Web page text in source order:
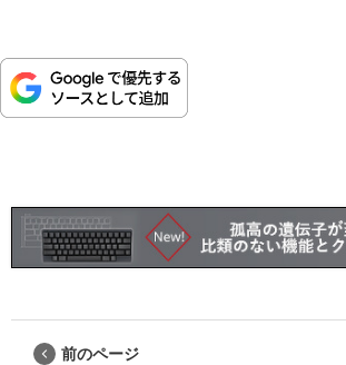
前のページ